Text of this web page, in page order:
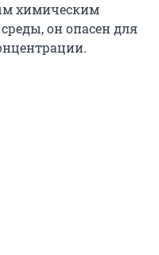
химическим
он опасен для